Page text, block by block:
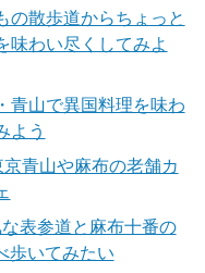
の散歩道からちょっと
味わい尽くしてみよ
青山で異国料理を味わ
よう
青山や麻布の老舗カ
表参道と麻布十番の
歩いてみたい